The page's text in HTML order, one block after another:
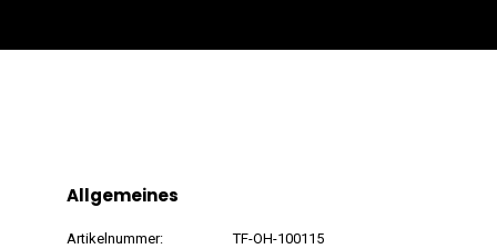
Allgemeines
Artikelnummer:
TF-OH-100115